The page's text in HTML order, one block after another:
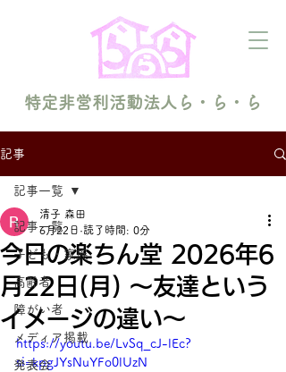
特定非営利活動法人ら・ら・ら
記事
記事一覧
子ども・家族
高齢者
障がい者
メディア掲載
発表会
記事一覧
今日の楽ちん堂 2026年6
月22日(月) 〜友達という
イメージの違い〜
清子 森田
6月22日 読了時間: 0分
https://youtu.be/LvSq_cJ-lEc?
si=kpgJYsNuYFo0lUzN